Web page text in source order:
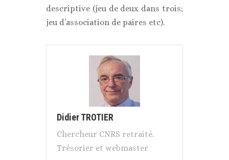
descriptive (jeu de deux dans trois;
jeu d’association de paires etc).
Didier TROTIER
Chercheur CNRS retraité.
Trésorier et webmaster